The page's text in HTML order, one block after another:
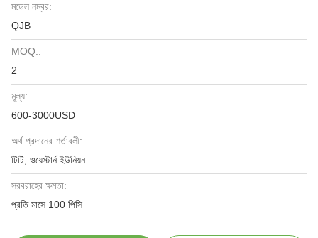
মডেল নম্বর:
QJB
MOQ.:
2
মূল্য:
600-3000USD
অর্থ প্রদানের শর্তাবলী:
টিটি, ওয়েস্টার্ন ইউনিয়ন
সরবরাহের ক্ষমতা:
প্রতি মাসে 100 পিসি